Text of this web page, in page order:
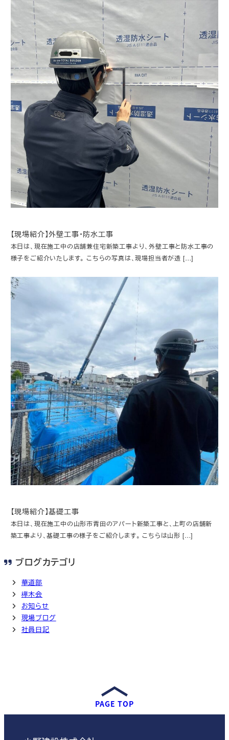
【現場紹介】外壁工事・防水工事
本日は、現在施工中の店舗兼住宅新築工事より、外壁工事と防水工事の
様子をご紹介いたします。 こちらの写真は、現場担当者が透 […]
【現場紹介】基礎工事
本日は、現在施工中の山形市青田のアパート新築工事と、上町の店舗新
築工事より、基礎工事の様子をご紹介します。 こちらは山形 […]
ブログカテゴリ
華道部
欅木会
お知らせ
現場ブログ
社員日記
PAGE TOP